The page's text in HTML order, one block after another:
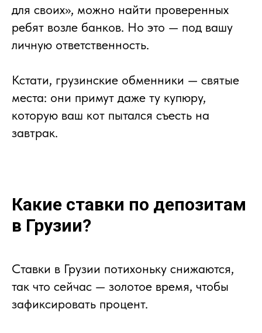
для своих», можно найти проверенных
ребят возле банков. Но это — под вашу
личную ответственность.
Кстати, грузинские обменники — святые
места: они примут даже ту купюру,
которую ваш кот пытался съесть на
завтрак.
Какие ставки по депозитам
в Грузии?
Ставки в Грузии потихоньку снижаются,
так что сейчас — золотое время, чтобы
зафиксировать процент.